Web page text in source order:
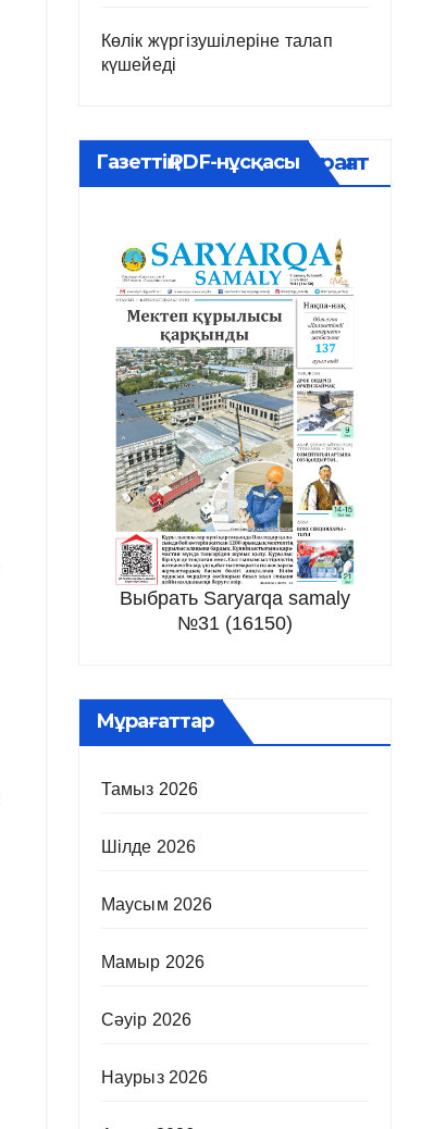
Көлік жүргізушілеріне талап
күшейеді
Газеттің PDF-нұсқасыМұрағат
Выбрать Saryarqa samaly
№31 (16150)
Мұрағаттар
Тамыз 2026
Шілде 2026
Маусым 2026
Мамыр 2026
Сәуір 2026
Наурыз 2026